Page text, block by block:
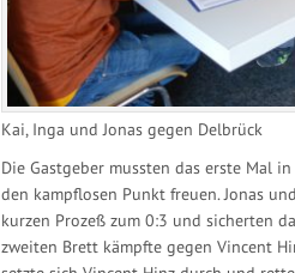
Kai, Inga und Jonas gegen Delbrück
Die Gastgeber mussten das erste Mal
den kampflosen Punkt freuen. Jonas
kurzen Prozeß zum 0:3 und sicherten
zweiten Brett kämpfte gegen Vincent